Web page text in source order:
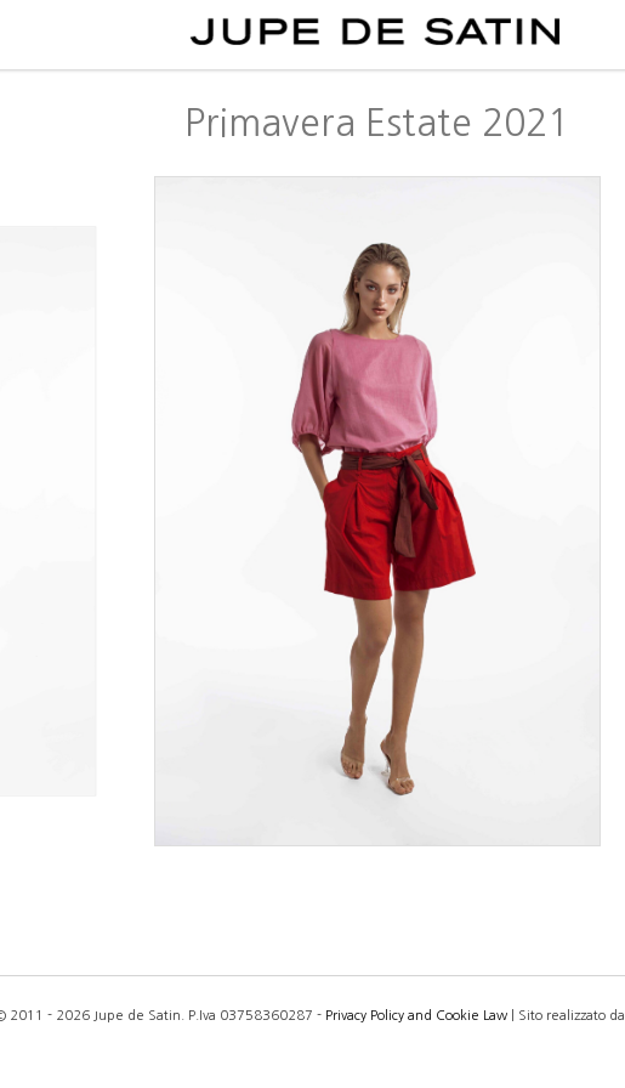
Primavera Estate 2021
2011 - 2026 Jupe de Satin. P.Iva 03758360287 - Privacy Policy and Cookie Law | Sito realizzato da
Satin
2026
2025/26